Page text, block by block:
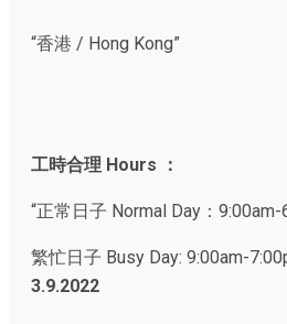
“香港 / Hong Kong”
工時合理 Hours ：
“正常日子 Normal Day：9:00am-
繁忙日子 Busy Day: 9:00am-
3.9.2022